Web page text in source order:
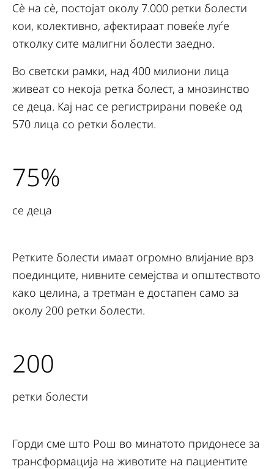
Сè на сè, постојат околу 7.000 ретки болести
кои, колективно, афектираат повеќе луѓе
отколку сите малигни болести заедно.
Во светски рамки, над 400 милиони лица
живеат со некоја ретка болест, а мнозинство
се деца. Кај нас се регистрирани повеќе од
570 лица со ретки болести.
75%
се деца
Ретките болести имаат огромно влијание врз
поединците, нивните семејства и општеството
како целина, а третман е достапен само за
околу 200 ретки болести.
200
ретки болести
Горди сме што Рош во минатото придонесе за
трансформација на животите на пациентите